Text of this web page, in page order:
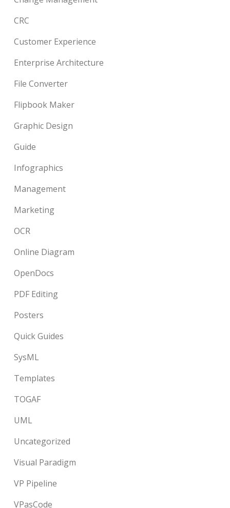
CRC
Customer Experience
Enterprise Architecture
File Converter
Flipbook Maker
Graphic Design
Guide
Infographics
Management
Marketing
OCR
Online Diagram
OpenDocs
PDF Editing
Posters
Quick Guides
SysML
Templates
TOGAF
UML
Uncategorized
Visual Paradigm
VP Pipeline
VPasCode